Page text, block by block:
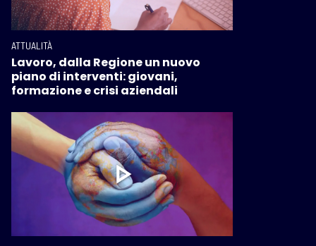
ATTUALITÀ
Lavoro, dalla Regione un nuovo
piano di interventi: giovani,
formazione e crisi aziendali